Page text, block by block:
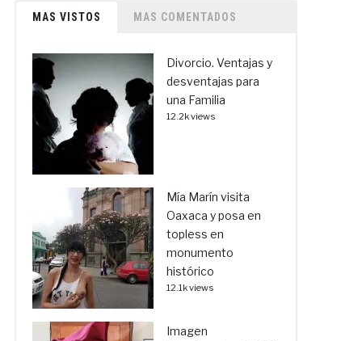
MAS VISTOS MAS COMENTADOS
Divorcio. Ventajas y
desventajas para
una Familia
12.2k views
Mía Marín visita
Oaxaca y posa en
topless en
monumento
histórico
12.1k views
Imagen